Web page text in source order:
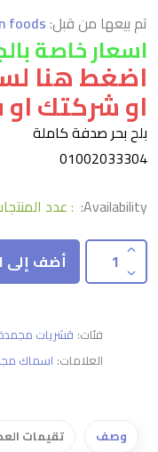
تم بيعها من قبل:foods
اسعار خاصة
اضغط هنا
او شركتك
بلح بحر صدفة كاملة
01002033304
Availability: : عدد
أضف إلى
فئات: قشريات
العلامات: اسماك
وصف تقيمات